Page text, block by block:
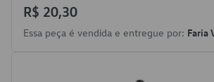
R$ 20,30
Essa peça é vendida e entregue por: Faria